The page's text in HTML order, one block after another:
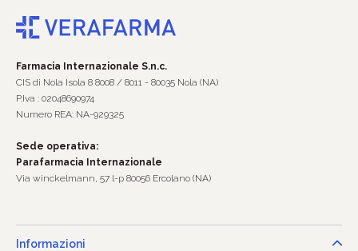
Farmacia Internazionale S.n.c.
CIS di Nola Isola 8 8008 / 8011 - 80035 Nola (NA)
P.Iva : 02048690974
Numero REA: NA-929325
Sede operativa:
Parafarmacia Internazionale
Via winckelmann, 57 l-p 80056 Ercolano (NA)
Informazioni